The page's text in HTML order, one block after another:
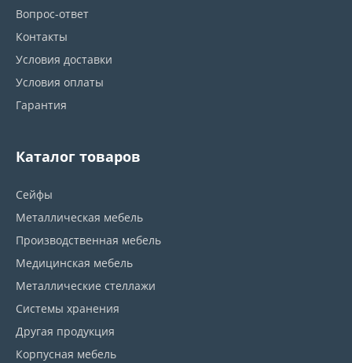
Вопрос-ответ
Контакты
Условия доставки
Условия оплаты
Гарантия
Каталог товаров
Сейфы
Металлическая мебель
Производственная мебель
Медицинская мебель
Металлические стеллажи
Системы хранения
Другая продукция
Корпусная мебель